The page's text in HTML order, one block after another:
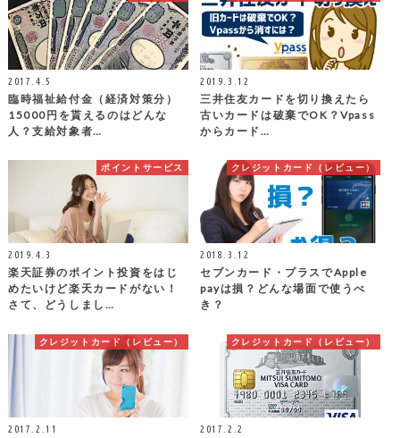
2017.4.5
臨時福祉給付金（経済対策分）
15000円を貰えるのはどんな
人？支給対象者…
2019.3.12
三井住友カードを切り換えたら
古いカードは破棄でOK？Vpass
からカード…
ポイントサービス
2019.4.3
楽天証券のポイント投資をはじ
めたいけど楽天カードがない！
さて、どうしまし…
クレジットカード（レビュー）
2018.3.12
セブンカード・プラスでApple
payは損？どんな場面で使うべ
き？
クレジットカード（レビュー）
2017.2.11
クレジットカード（レビュー）
2017.2.2